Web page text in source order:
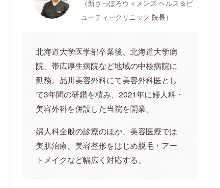
（新さっぽろウィメンズ ヘルス＆ビ
ューティークリニック 院長）
北海道大学医学部卒業後、北海道大学病
院、帯広厚生病院など地域の中核病院に
勤務。品川美容外科にて美容外科医とし
て3年間の研鑽を積み、2021年に婦人科・
美容外科を併設した当院を開業。
婦人科全般の診療のほか、美容医療では
美肌治療、美容整形をはじめ脱毛・アー
トメイクなど幅広く対応する。